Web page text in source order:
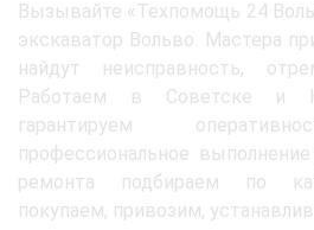
Вызывайте «Техпомощь 24
экскаватор Вольво. Мастера
найдут неисправность,
Работаем в Советске и
гарантируем
профессиональное
ремонта подбираем по
покупаем, привозим,